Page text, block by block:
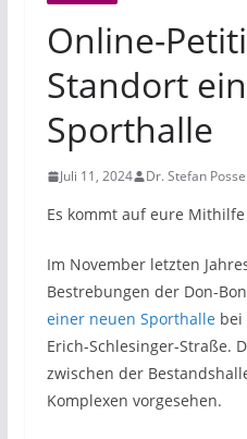
Online-
Standort
Sporthalle
Juli 11, 2024 Dr. Stefan
Es kommt auf eure
Im November letzten
Bestrebungen der Don-
einer neuen Sporthallebei
Erich-Schlesinger-Straße.
zwischen der
Komplexen vorgesehen.